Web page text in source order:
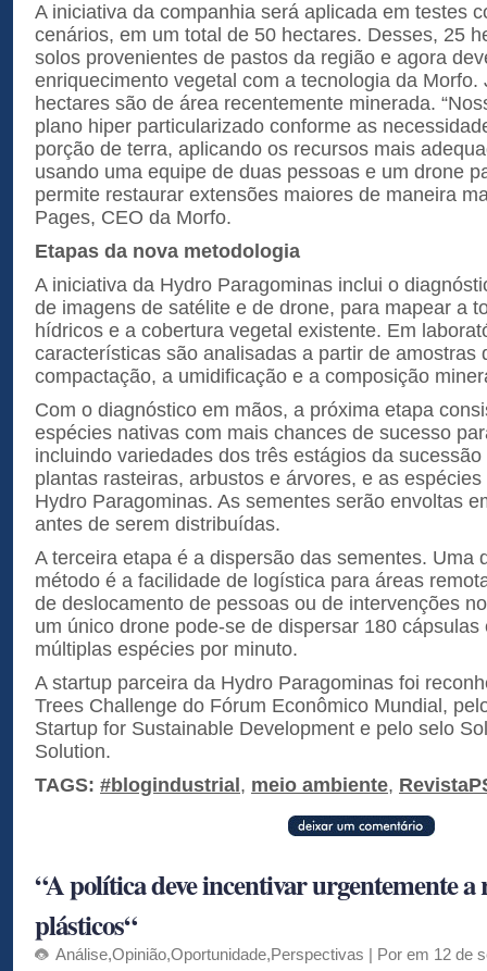
A iniciativa da companhia será aplicada em testes
cenários, em um total de 50 hectares. Desses, 25
solos provenientes de pastos da região e agora
enriquecimento vegetal com a tecnologia da Morfo.
hectares são de área recentemente minerada.
plano hiper particularizado conforme as
porção de terra, aplicando os recursos mais
usando uma equipe de duas pessoas e um drone
permite restaurar extensões maiores de maneira
Pages, CEO da Morfo.
Etapas da nova metodologia
A iniciativa da Hydro Paragominas inclui o
de imagens de satélite e de drone, para mapear a
hídricos e a cobertura vegetal existente. Em
características são analisadas a partir de amostras
compactação, a umidificação e a composição
Com o diagnóstico em mãos, a próxima etapa
espécies nativas com mais chances de sucesso
incluindo variedades dos três estágios da
plantas rasteiras, arbustos e árvores, e as
Hydro Paragominas. As sementes serão envoltas
antes de serem distribuídas.
A terceira etapa é a dispersão das sementes. Uma
método é a facilidade de logística para áreas
de deslocamento de pessoas ou de intervenções
um único drone pode-se de dispersar 180 cápsulas
múltiplas espécies por minuto.
A startup parceira da Hydro Paragominas foi
Trees Challenge do Fórum Econômico Mundial,
Startup for Sustainable Development e pelo selo
Solution.
TAGS: #blogindustrial , meio ambiente,
“A política deve incentivar urgentemente a
plásticos“
Análise,Opinião,Oportunidade,Perspectivas | Por em 12 de